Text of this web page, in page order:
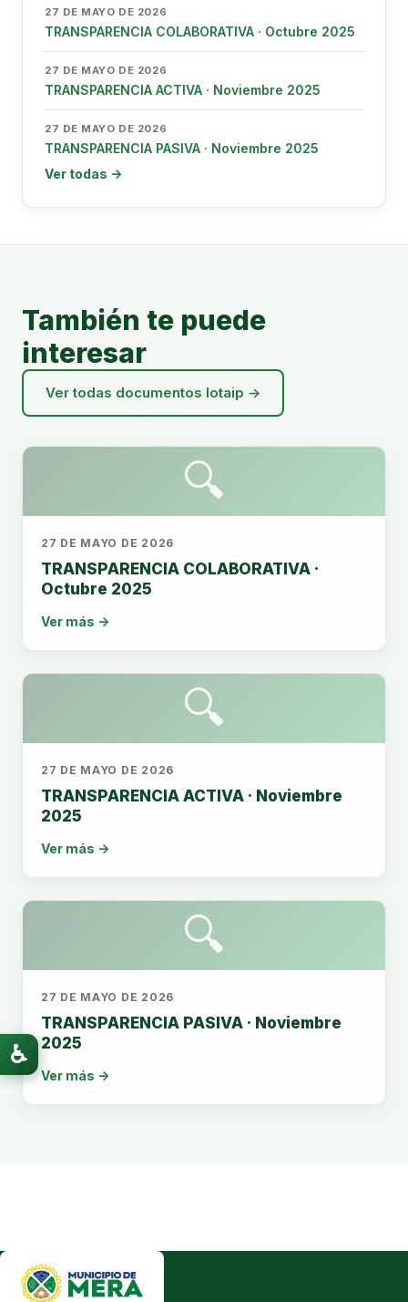
27 DE MAYO DE 2026
TRANSPARENCIA COLABORATIVA · Octubre 2025
27 DE MAYO DE 2026
TRANSPARENCIA ACTIVA · Noviembre 2025
27 DE MAYO DE 2026
TRANSPARENCIA PASIVA · Noviembre 2025
Ver todas →
También te puede
interesar
Ver todas documentos lotaip →
🔍
27 DE MAYO DE 2026
TRANSPARENCIA COLABORATIVA ·
Octubre 2025
Ver más →
🔍
27 DE MAYO DE 2026
TRANSPARENCIA ACTIVA · Noviembre
2025
Ver más →
🔍
27 DE MAYO DE 2026
TRANSPARENCIA PASIVA · Noviembre
2025
Ver más →
♿